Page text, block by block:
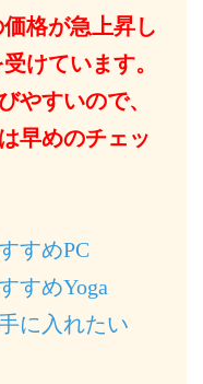
格が急上昇し
けています。
やすいので、
早めのチェッ
すめPC
すめYoga
に入れたい